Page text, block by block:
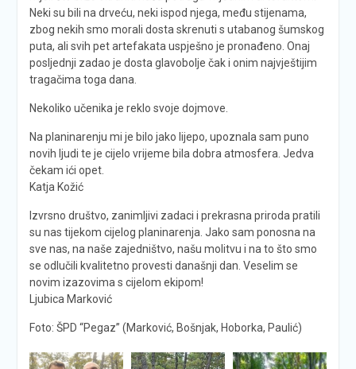
Neki su bili na drveću, neki ispod njega, među stijenama,
zbog nekih smo morali dosta skrenuti s utabanog šumskog
puta, ali svih pet artefakata uspješno je pronađeno. Onaj
posljednji zadao je dosta glavobolje čak i onim najvještijim
tragačima toga dana.
Nekoliko učenika je reklo svoje dojmove.
Na planinarenju mi je bilo jako lijepo, upoznala sam puno
novih ljudi te je cijelo vrijeme bila dobra atmosfera. Jedva
čekam ići opet.
Katja Kožić
Izvrsno društvo, zanimljivi zadaci i prekrasna priroda pratili
su nas tijekom cijelog planinarenja. Jako sam ponosna na
sve nas, na naše zajedništvo, našu molitvu i na to što smo
se odlučili kvalitetno provesti današnji dan. Veselim se
novim izazovima s cijelom ekipom!
Ljubica Marković
Foto: ŠPD “Pegaz” (Marković, Bošnjak, Hoborka, Paulić)